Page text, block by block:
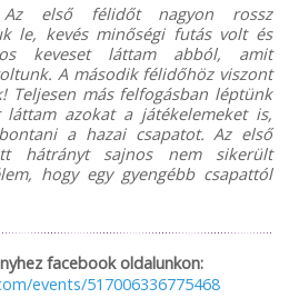
első félidőt nagyon rossz
le, kevés minőségi futás volt és
keveset láttam abból, amit
A második félidőhöz viszont
Teljesen más felfogásban léptünk
azokat a játékelemeket is,
a hazai csapatot. Az első
hátrányt sajnos nem sikerült
hogy egy gyengébb csapattól
facebook oldalunkon:
events/517006336775468